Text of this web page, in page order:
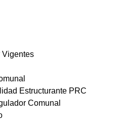
Vigentes
Estructurante PRC
Comunal